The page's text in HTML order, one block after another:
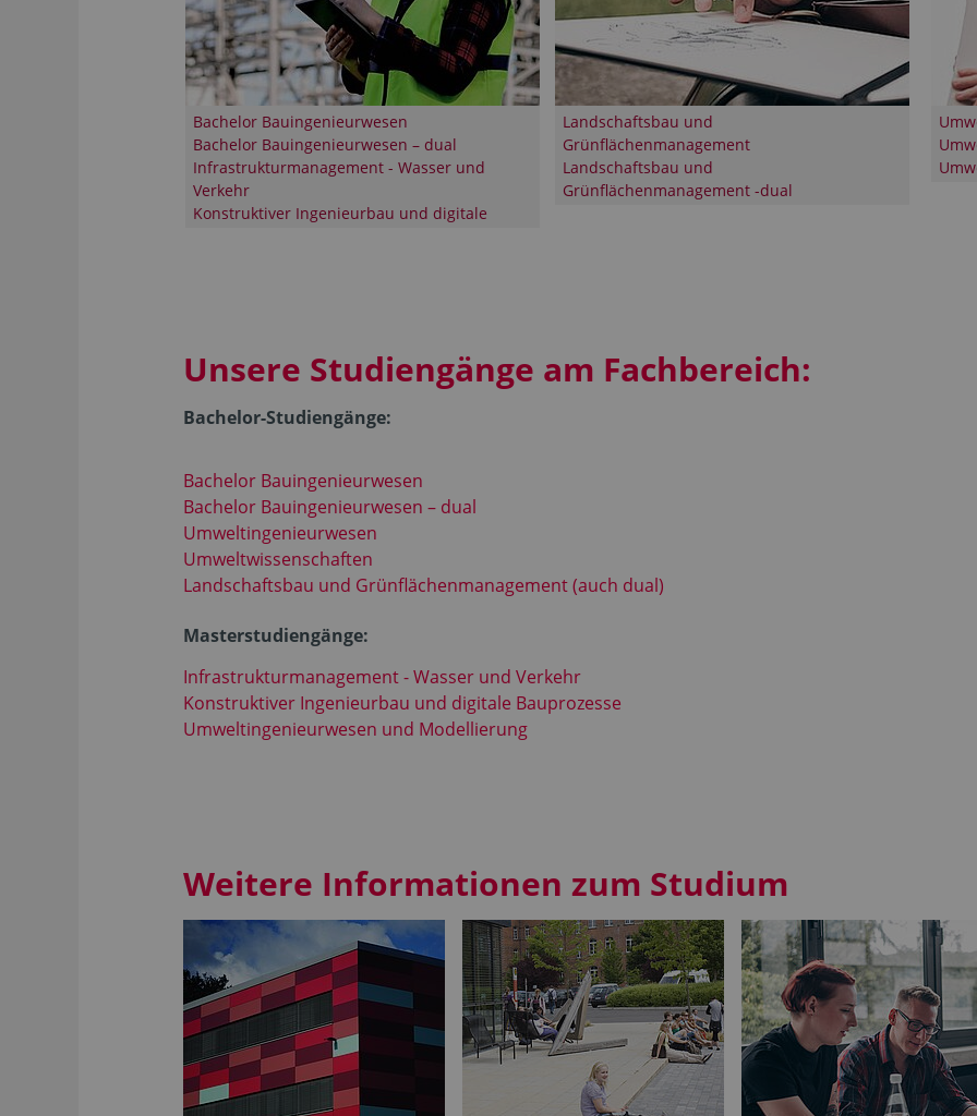
Bachelor Bauingenieurwesen
Bachelor Bauingenieurwesen – dual
Infrastrukturmanagement - Wasser und
Verkehr
Konstruktiver Ingenieurbau und digitale
Landschaftsbau und
Grünflächenmanagement
Landschaftsbau und
Grünflächenmanagement -dual
Unsere Studiengänge am Fachbereich:
Bachelor-Studiengänge:
Bachelor Bauingenieurwesen
Bachelor Bauingenieurwesen – dual
Umweltingenieurwesen
Umweltwissenschaften
Landschaftsbau und Grünflächenmanagement (auch dual)
Masterstudiengänge:
Infrastrukturmanagement - Wasser und Verkehr
Konstruktiver Ingenieurbau und digitale Bauprozesse
Umweltingenieurwesen und Modellierung
Weitere Informationen zum Studium